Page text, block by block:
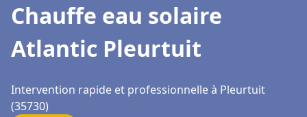
Chauffe eau solaire
Atlantic Pleurtuit
Intervention rapide et professionnelle à Pleurtuit
(35730)